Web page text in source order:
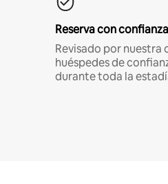
Reserva con confianza
Revisado por nuestra
huéspedes de
durante toda la